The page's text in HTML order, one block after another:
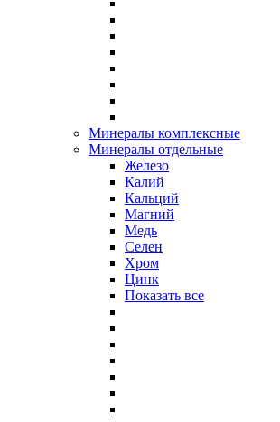
Минералы комплексные
Минералы отдельные
Железо
Калий
Кальций
Магний
Медь
Селен
Хром
Цинк
Показать все